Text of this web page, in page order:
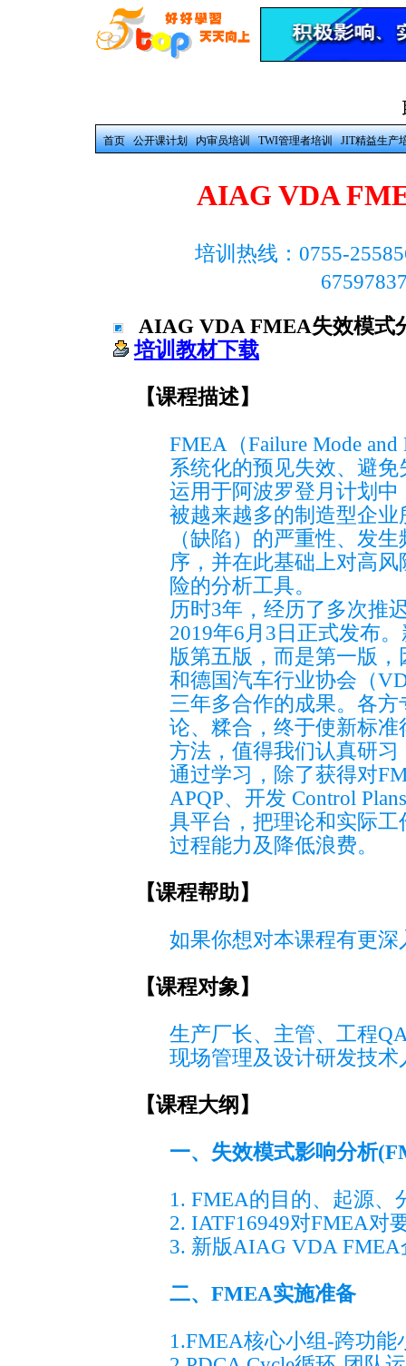
首页 公开课计划 内审员培训 TWI管理者培训 JIT精益生产
AIAG VDA
培训热线：0755-
AIAG VDA FMEA失效模
培训教材下载
【课程描述】
FMEA（Failure Mode
系统化的预见失效、避
运用于阿波罗登月计划
被越来越多的制造型企
（缺陷）的严重性、发
序，并在此基础上对高
险的分析工具。
历时3年，经历了多次推
2019年6月3日正式发布
版第五版，而是第一版
和德国汽车行业协会（
三年多合作的成果。各
论、糅合，终于使新标
方法，值得我们认真研
通过学习，除了获得对
APQP、开发 Control
具平台，把理论和实际
过程能力及降低浪费。
【课程帮助】
如果你想对本课程有更
【课程对象】
生产厂长、主管、工程
现场管理及设计研发技术
【课程大纲】
一、失效模式影响分析
1. FMEA的目的、起源、
2. IATF16949对FMEA对
3. 新版AIAG VDA
二、FMEA实施准备
1.FMEA核心小组-跨功能